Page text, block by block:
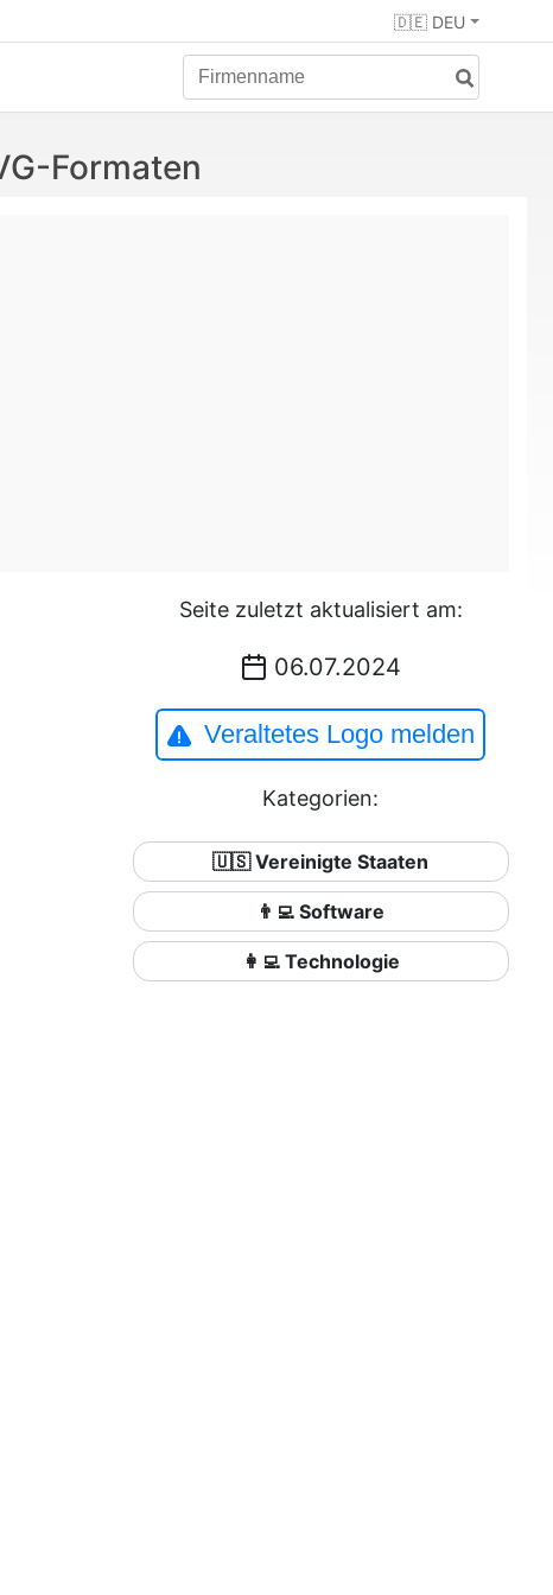
🇩🇪 DEU
Formaten
Seite zuletzt aktualisiert am:
06.07.2024
Veraltetes Logo melden
Kategorien:
🇺🇸 Vereinigte Staaten
👨‍💻 Software
👩‍💻 Technologie